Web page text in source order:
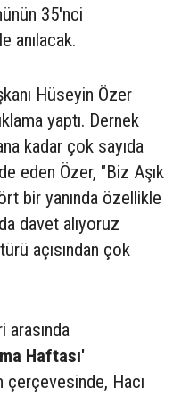
35'nci
anılacak.
Hüseyin Özer
yaptı. Dernek
kadar çok sayıda
eden Özer, "Biz Aşık
bir yanında özellikle
davet alıyoruz
açısından çok
arasında
Haftası'
çerçevesinde, Hacı